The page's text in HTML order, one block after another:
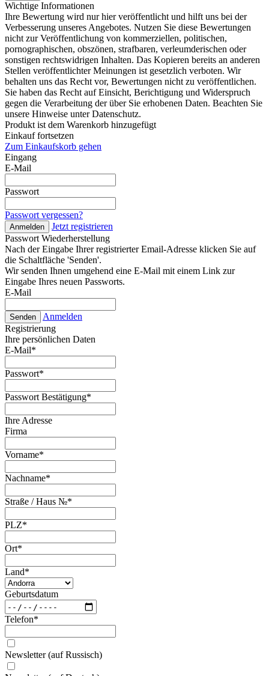
Wichtige Informationen
Ihre Bewertung wird nur hier veröffentlicht und hilft uns bei der
Verbesserung unseres Angebotes. Nutzen Sie diese Bewertungen
nicht zur Veröffentlichung von kommerziellen, politischen,
pornographischen, obszönen, strafbaren, verleumderischen oder
sonstigen rechtswidrigen Inhalten. Das Kopieren bereits an anderen
Stellen veröffentlichter Meinungen ist gesetzlich verboten. Wir
behalten uns das Recht vor, Bewertungen nicht zu veröffentlichen.
Sie haben das Recht auf Einsicht, Berichtigung und Widerspruch
gegen die Verarbeitung der über Sie erhobenen Daten. Beachten Sie
unsere Hinweise unter Datenschutz.
Produkt ist dem Warenkorb hinzugefügt
Einkauf fortsetzen
Zum Einkaufskorb gehen
Eingang
E-Mail
Passwort
Passwort vergessen?
Anmelden
Jetzt registrieren
Passwort Wiederherstellung
Nach der Eingabe Ihrer registrierter Email-Adresse klicken Sie auf
die Schaltfläche 'Senden'.
Wir senden Ihnen umgehend eine E-Mail mit einem Link zur
Eingabe Ihres neuen Passworts.
E-Mail
Senden
Anmelden
Registrierung
Ihre persönlichen Daten
E-Mail*
Passwort*
Passwort Bestätigung*
Ihre Adresse
Firma
Vorname*
Nachname*
Straße / Haus №*
PLZ*
Ort*
Land*
Geburtsdatum
Telefon*
Newsletter (auf Russisch)